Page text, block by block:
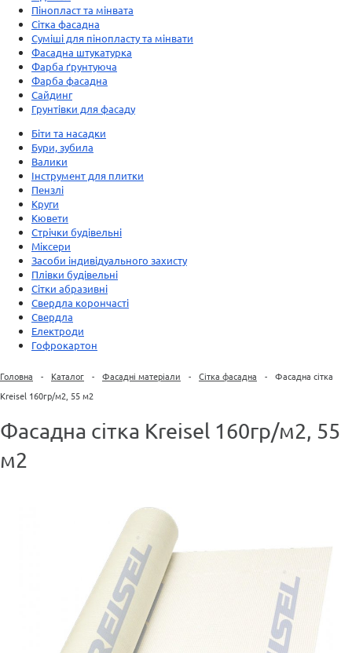
Пінопласт та мінвата
Сітка фасадна
Суміші для пінопласту та мінвати
Фасадна штукатурка
Фарба ґрунтуюча
Фарба фасадна
Сайдинг
Грунтівки для фасаду
Біти та насадки
Бури, зубила
Валики
Інструмент для плитки
Пензлі
Круги
Кювети
Стрічки будівельні
Міксери
Засоби індивідуального захисту
Плівки будівельні
Сітки абразивні
Свердла корончасті
Свердла
Електроди
Гофрокартон
Головна - Каталог - Фасадні матеріали - Сітка фасадна -
Фасадна сітка
Kreisel 160гр/м2, 55 м2
Фасадна сітка Kreisel 160гр/м2, 55
м2